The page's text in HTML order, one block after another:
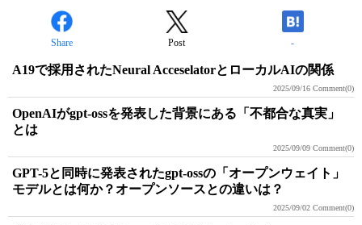
Share Post -
A19で採用されたNeural AcceselatorとローカルAIの関係
2025/09/16 Comment(0)
OpenAIがgpt-ossを発表した背景にある「不都合な真実」
とは
2025/09/09 Comment(0)
GPT-5と同時に発表されたgpt-ossの「オープンウェイト」
モデルとは何か？オープンソースとの違いは？
2025/09/02 Comment(0)